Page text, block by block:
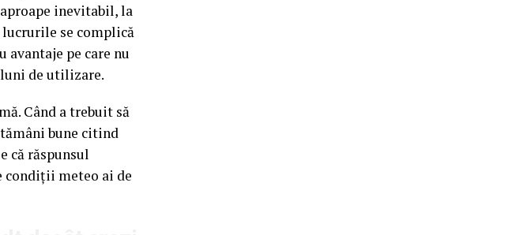
inevitabil, la
se complică
pe care nu
luni de utilizare.
Când a trebuit să
bune citind
că răspunsul
condiții meteo ai de